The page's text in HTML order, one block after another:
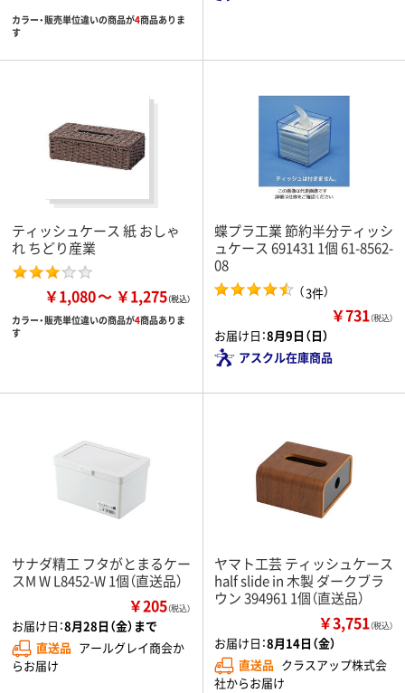
カラー・販売単位違いの商品が4商品ありま
す
ティッシュケース 紙 おしゃ
れ ちどり産業
￥1,080 ￥1,275
カラー・販売単位違いの商品が4商品ありま
す
蝶プラ工業 節約半分ティッシ
ュケース 691431 1個 61-8562-
08
（3件）
￥731（税込）
お届け日：8月9日（日）
アスクル在庫商品
サナダ精工 フタがとまるケー
スM W L8452-W 1個（直送品）
￥205（税込）
お届け日：8月28日（金）まで
直送品 アールグレイ商会か
らお届け
ヤマト工芸 ティッシュケース
half slide in 木製 ダークブラ
ウン 394961 1個（直送品）
￥3,751（税込）
お届け日：8月14日（金）
直送品 クラスアップ株式会
社からお届け